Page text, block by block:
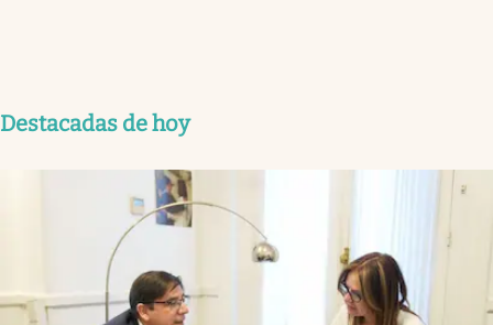
Destacadas de hoy